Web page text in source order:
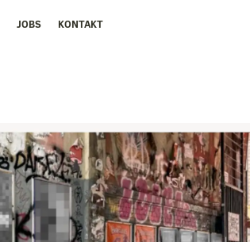
JOBS KONTAKT